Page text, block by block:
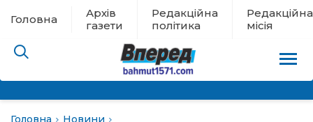
Головна
Архів
газети
Редакційна
політика
Редакційна
місія
Головна
Новини